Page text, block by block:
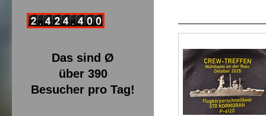
Das sind Ø
über 390
Besucher pro Tag!